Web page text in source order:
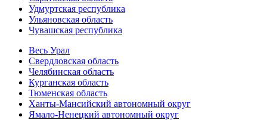
Удмуртская республика
Ульяновская область
Чувашская республика
Весь Урал
Свердловская область
Челябинская область
Курганская область
Тюменская область
Ханты-Мансийский автономный округ
Ямало-Ненецкий автономный округ